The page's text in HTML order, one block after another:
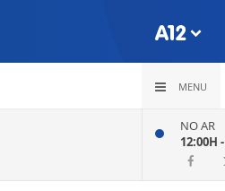
MENU
NO AR
12:00H -